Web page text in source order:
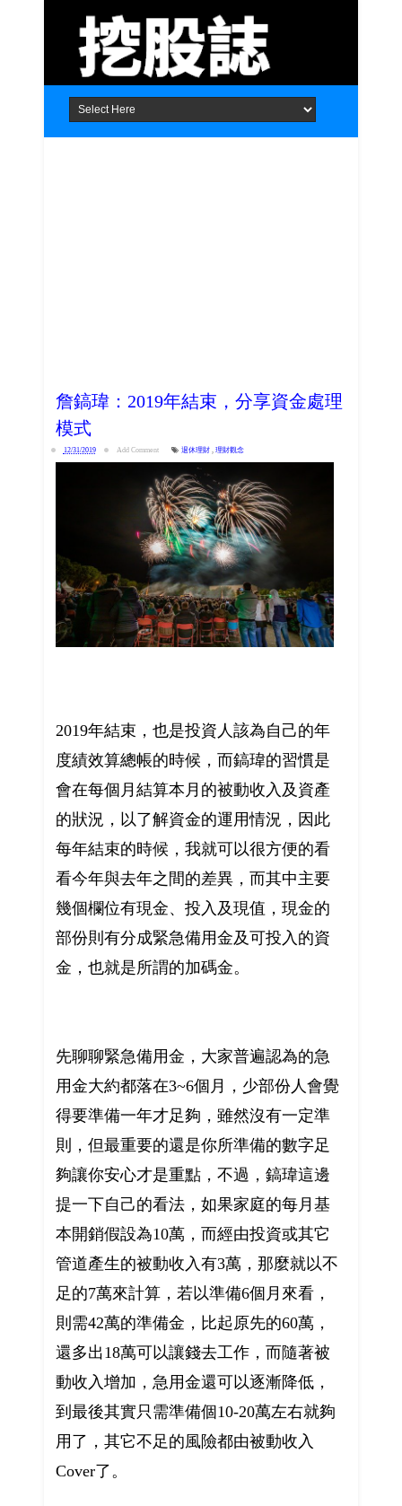
Home About Contact
詹鎬瑋：2019年結束，分享資金處理
模式
12/31/2019 Add Comment 退休理財, 理財觀念
2019年結束，也是投資人該為自己的年
度績效算總帳的時候，而鎬瑋的習慣是
會在每個月結算本月的被動收入及資產
的狀況，以了解資金的運用情況，因此
每年結束的時候，我就可以很方便的看
看今年與去年之間的差異，而其中主要
幾個欄位有現金、投入及現值，現金的
部份則有分成緊急備用金及可投入的資
金，也就是所謂的加碼金。
先聊聊緊急備用金，大家普遍認為的急
用金大約都落在3~6個月，少部份人會覺
得要準備一年才足夠，雖然沒有一定準
則，但最重要的還是你所準備的數字足
夠讓你安心才是重點，不過，鎬瑋這邊
提一下自己的看法，如果家庭的每月基
本開銷假設為10萬，而經由投資或其它
管道產生的被動收入有3萬，那麼就以不
足的7萬來計算，若以準備6個月來看，
則需42萬的準備金，比起原先的60萬，
還多出18萬可以讓錢去工作，而隨著被
動收入增加，急用金還可以逐漸降低，
到最後其實只需準備個10-20萬左右就夠
用了，其它不足的風險都由被動收入
Cover了。